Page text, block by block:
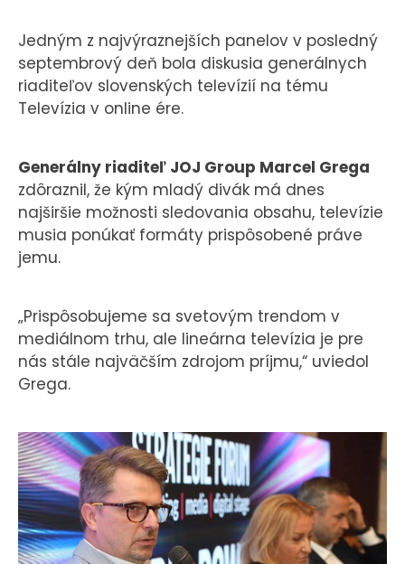
Jedným z najvýraznejších panelov v posledný
septembrový deň bola diskusia generálnych
riaditeľov slovenských televízií na tému
Televízia v online ére.
Generálny riaditeľ JOJ Group Marcel Grega
zdôraznil, že kým mladý divák má dnes
najširšie možnosti sledovania obsahu, televízie
musia ponúkať formáty prispôsobené práve
jemu.
„Prispôsobujeme sa svetovým trendom v
mediálnom trhu, ale lineárna televízia je pre
nás stále najväčším zdrojom príjmu,“ uviedol
Grega.